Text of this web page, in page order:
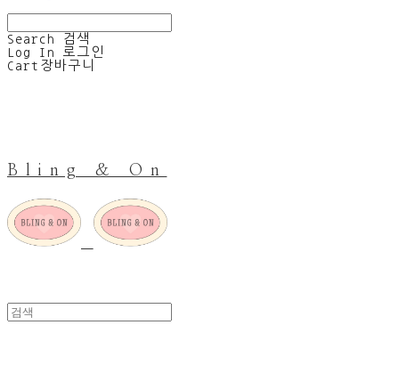
Search
검색
Log In
로그인
Cart 장바구니
Bling & On